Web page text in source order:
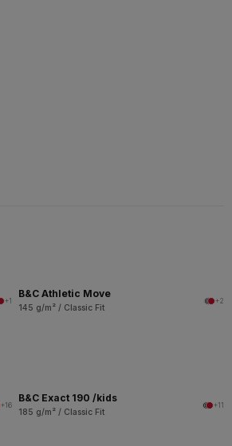
+1
B&C Athletic Move
145 g/m² / Classic Fit
+2
+16
B&C Exact 190 /kids
185 g/m² / Classic Fit
+11